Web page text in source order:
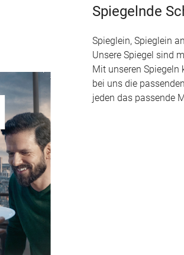
Spiegelnde
Spieglein, Spieglein
Unsere Spiegel sind
Mit unseren
bei uns die
jeden das passende